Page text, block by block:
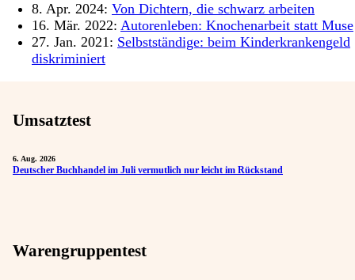
8. Apr. 2024: Von Dichtern, die schwarz arbeiten
16. Mär. 2022: Autorenleben: Knochenarbeit statt Muse
27. Jan. 2021: Selbstständige: beim Kinderkrankengeld
diskriminiert
Umsatztest
6. Aug. 2026
Deutscher Buchhandel im Juli vermutlich nur leicht im Rückstand
Warengruppentest